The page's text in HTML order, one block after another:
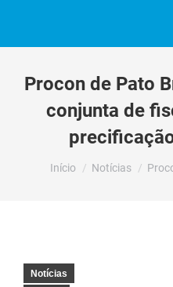
Procon de Pato
conjunta de
Você está aqui:
Início Notícias
Notícias